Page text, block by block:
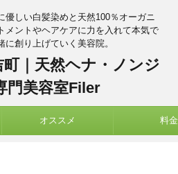
優しい白髪染めと天然100％オーガニ
メントやヘアケアに力を入れて本気で
創り上げていく美容院。
町｜天然ヘナ・ノンジ
門美容室Filer
オススメ 料金